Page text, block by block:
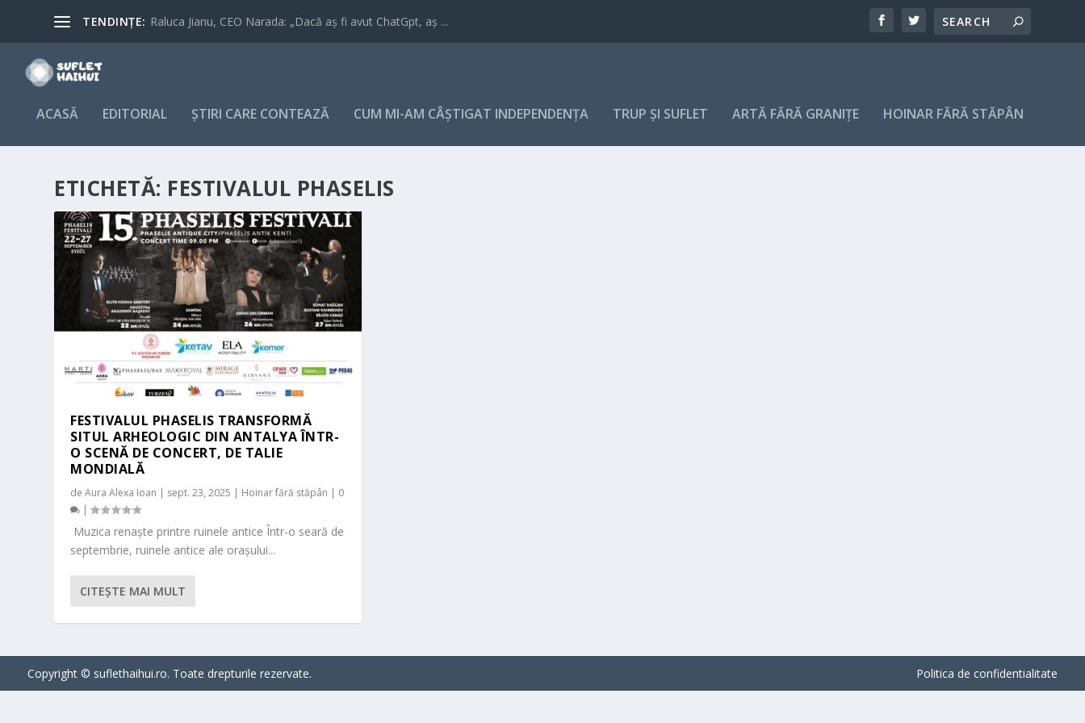
TENDINȚE: Raluca Jianu, CEO Narada: „Dacă aș fi avut ChatGpt, aș ...
ACASĂ EDITORIAL ȘTIRI CARE CONTEAZĂ CUM MI-AM CÂȘTIGAT INDEPENDENȚA TRUP ȘI SUFLET ARTĂ FĂRĂ GRANIȚE HOINAR FĂRĂ STĂPÂN
ETICHETĂ: FESTIVALUL PHASELIS
FESTIVALUL PHASELIS TRANSFORMĂ
SITUL ARHEOLOGIC DIN ANTALYA ÎNTR-
O SCENĂ DE CONCERT, DE TALIE
MONDIALĂ
deAura Alexa Ioan | sept. 23, 2025 | Hoinar fără stăpân | 0
|
Muzica renaște printre ruinele antice Într-o seară de
septembrie, ruinele antice ale orașului...
CITEŞTE MAI MULT
Copyright © suflethaihui.ro. Toate drepturile rezervate. Politica de confidentialitate